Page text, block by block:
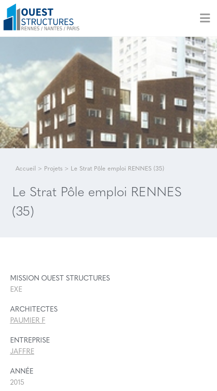
Accueil > Projets > Le Strat Pôle emploi RENNES (35)
Le Strat Pôle emploi RENNES
(35)
MISSION OUEST STRUCTURES
EXE
ARCHITECTES
PAUMIER F
ENTREPRISE
JAFFRE
ANNÉE
2015